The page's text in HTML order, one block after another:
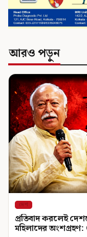
আরও পড়ুন
দেশ
প্রতিবাদ করলেই
মহিলাদের